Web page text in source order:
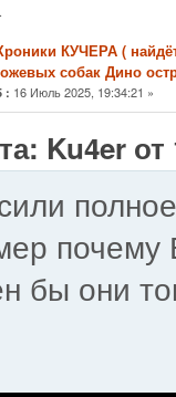
и для
КУЧЕРА (
собак Дино
: 16 Июль 2025, 19:34:21 »
Ku4er
почему
бы они